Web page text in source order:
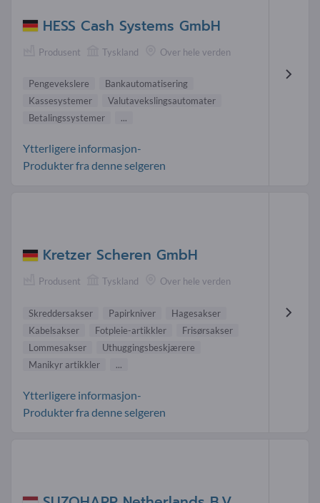
HESS Cash Systems GmbH
Produsent Tyskland Over hele verden
Pengevekslere
Bankautomatisering
Kassesystemer
Valutavekslingsautomater
Betalingssystemer
...
Ytterligere informasjon-
Produkter fra denne selgeren
Kretzer Scheren GmbH
Produsent Tyskland Over hele verden
Skreddersakser Papirkniver
Hagesakser
Kabelsakser
Fotpleie-artikkler
Frisørsakser
Lommesakser
Uthuggingsbeskjærere
Manikyr artikkler
...
Ytterligere informasjon-
Produkter fra denne selgeren